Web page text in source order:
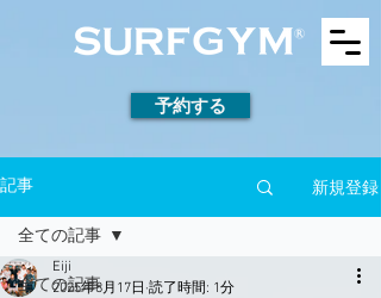
予約する
記事 新規登録
全ての記事
全ての記事
Eiji
2025年8月17日 読了時間: 1分